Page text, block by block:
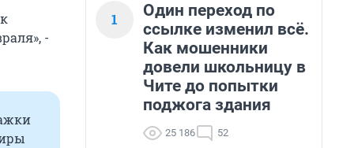
-
1
Один переход по
ссылке изменил всё.
Как мошенники
довели школьницу в
Чите до попытки
поджога здания
25 186 52